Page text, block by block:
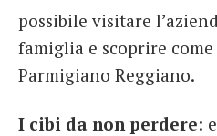
possibile visitare
famiglia e scoprire
Parmigiano Reggiano.
I cibi da non perdere: